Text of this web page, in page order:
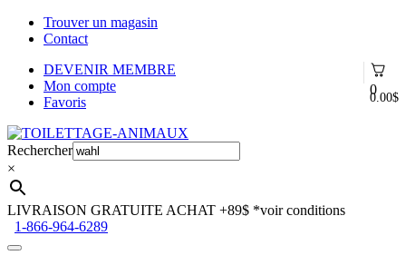
Trouver un magasin
Contact
0
0.00$
DEVENIR MEMBRE
Mon compte
Favoris
Aller
à
la
navigation
Aller
au
contenu
Rechercher
×
LIVRAISON GRATUITE ACHAT +89$ *voir conditions
1-866-964-6289